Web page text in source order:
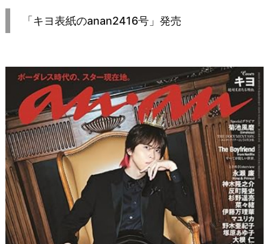
「キヨ表紙のanan2416号」発売